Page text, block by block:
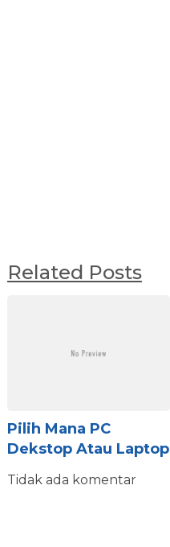
Related Posts
Pilih Mana PC
Dekstop Atau Laptop
Tidak ada komentar